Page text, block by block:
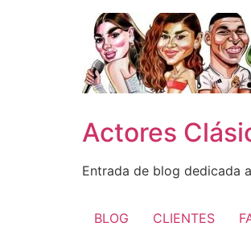
Actores
Entrada de blog dedicada
BLOG CLIENTES